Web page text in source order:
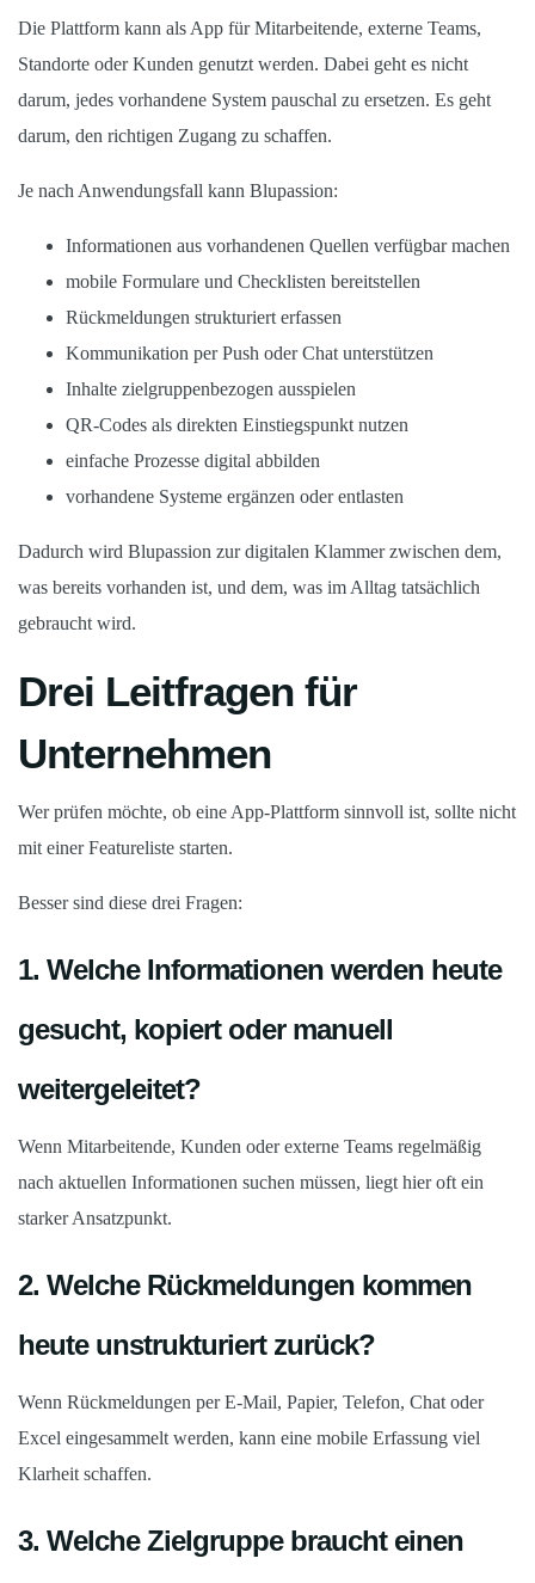
Die Plattform kann als App für Mitarbeitende, externe Teams,
Standorte oder Kunden genutzt werden. Dabei geht es nicht
darum, jedes vorhandene System pauschal zu ersetzen. Es geht
darum, den richtigen Zugang zu schaffen.
Je nach Anwendungsfall kann Blupassion:
Informationen aus vorhandenen Quellen verfügbar machen
mobile Formulare und Checklisten bereitstellen
Rückmeldungen strukturiert erfassen
Kommunikation per Push oder Chat unterstützen
Inhalte zielgruppenbezogen ausspielen
QR-Codes als direkten Einstiegspunkt nutzen
einfache Prozesse digital abbilden
vorhandene Systeme ergänzen oder entlasten
Dadurch wird Blupassion zur digitalen Klammer zwischen dem,
was bereits vorhanden ist, und dem, was im Alltag tatsächlich
gebraucht wird.
Drei Leitfragen für
Unternehmen
Wer prüfen möchte, ob eine App-Plattform sinnvoll ist, sollte nicht
mit einer Featureliste starten.
Besser sind diese drei Fragen:
1. Welche Informationen werden heute
gesucht, kopiert oder manuell
weitergeleitet?
Wenn Mitarbeitende, Kunden oder externe Teams regelmäßig
nach aktuellen Informationen suchen müssen, liegt hier oft ein
starker Ansatzpunkt.
2. Welche Rückmeldungen kommen
heute unstrukturiert zurück?
Wenn Rückmeldungen per E-Mail, Papier, Telefon, Chat oder
Excel eingesammelt werden, kann eine mobile Erfassung viel
Klarheit schaffen.
3. Welche Zielgruppe braucht einen